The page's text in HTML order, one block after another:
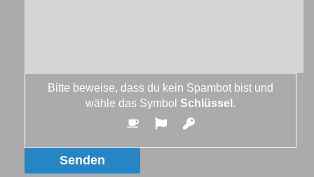
Bitte beweise, dass du kein Spambot bist und
wähle das Symbol Schlüssel .